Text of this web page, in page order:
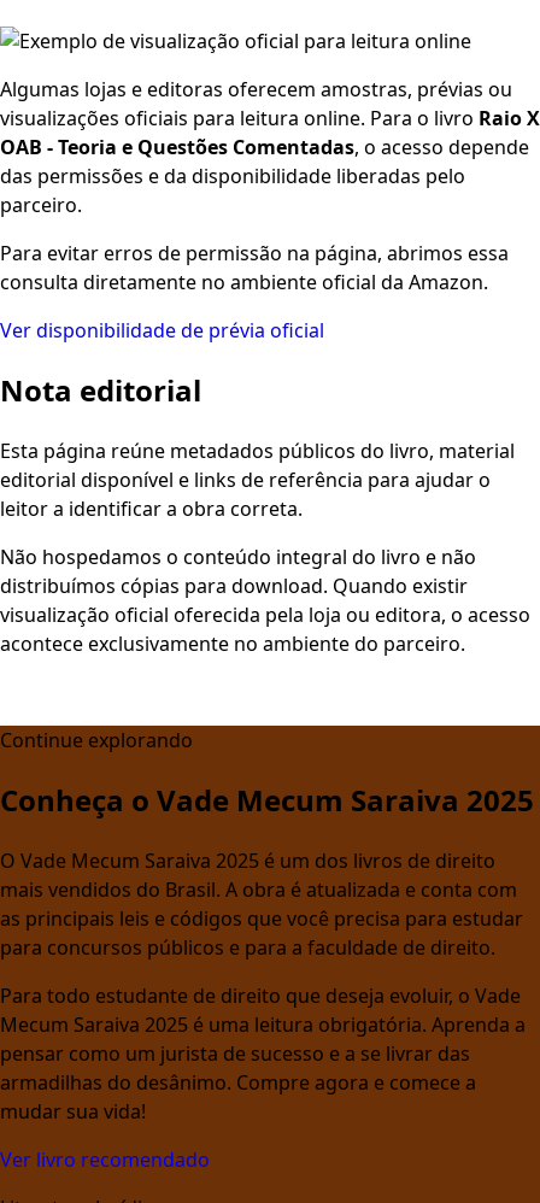
Algumas lojas e editoras oferecem amostras, prévias ou
visualizações oficiais para leitura online. Para o livro Raio X
OAB - Teoria e Questões Comentadas, o acesso depende
das permissões e da disponibilidade liberadas pelo
parceiro.
Para evitar erros de permissão na página, abrimos essa
consulta diretamente no ambiente oficial da Amazon.
Ver disponibilidade de prévia oficial
Nota editorial
Esta página reúne metadados públicos do livro, material
editorial disponível e links de referência para ajudar o
leitor a identificar a obra correta.
Não hospedamos o conteúdo integral do livro e não
distribuímos cópias para download. Quando existir
visualização oficial oferecida pela loja ou editora, o acesso
acontece exclusivamente no ambiente do parceiro.
Continue explorando
Conheça o Vade Mecum Saraiva 2025
O Vade Mecum Saraiva 2025 é um dos livros de direito
mais vendidos do Brasil. A obra é atualizada e conta com
as principais leis e códigos que você precisa para estudar
para concursos públicos e para a faculdade de direito.
Para todo estudante de direito que deseja evoluir, o Vade
Mecum Saraiva 2025 é uma leitura obrigatória. Aprenda a
pensar como um jurista de sucesso e a se livrar das
armadilhas do desânimo. Compre agora e comece a
mudar sua vida!
Ver livro recomendado